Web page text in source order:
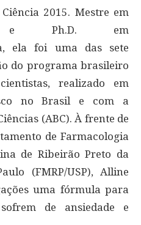
2015. Mestre em
e Ph.D. em
ela foi uma das sete
do programa brasileiro
realizado em
no Brasil e com a
(ABC). À frente de
de Farmacologia
de Ribeirão Preto da
(FMRP/USP), Alline
uma fórmula para
de ansiedade e